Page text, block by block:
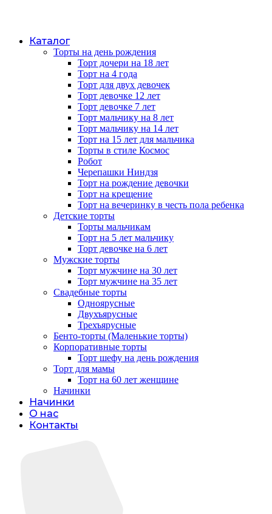
Каталог
Торты на день рождения
Торт дочери на 18 лет
Торт на 4 года
Торт для двух девочек
Торт девочке 12 лет
Торт девочке 7 лет
Торт мальчику на 8 лет
Торт мальчику на 14 лет
Торт на 15 лет для мальчика
Торты в стиле Космос
Робот
Черепашки Ниндзя
Торт на рождение девочки
Торт на крещение
Торт на вечеринку в честь пола ребенка
Детские торты
Торты мальчикам
Торт на 5 лет мальчику
Торт девочке на 6 лет
Мужские торты
Торт мужчине на 30 лет
Торт мужчине на 35 лет
Свадебные торты
Одноярусные
Двухъярусные
Трехъярусные
Бенто-торты (Маленькие торты)
Корпоративные торты
Торт шефу на день рождения
Торт для мамы
Торт на 60 лет женщине
Начинки
Начинки
О нас
Контакты